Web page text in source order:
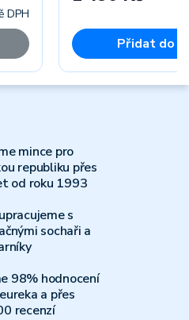
DPH
Přidat do
mince pro
republiku přes
od roku 1993
s
sochaři a
98% hodnocení
a přes
recenzí